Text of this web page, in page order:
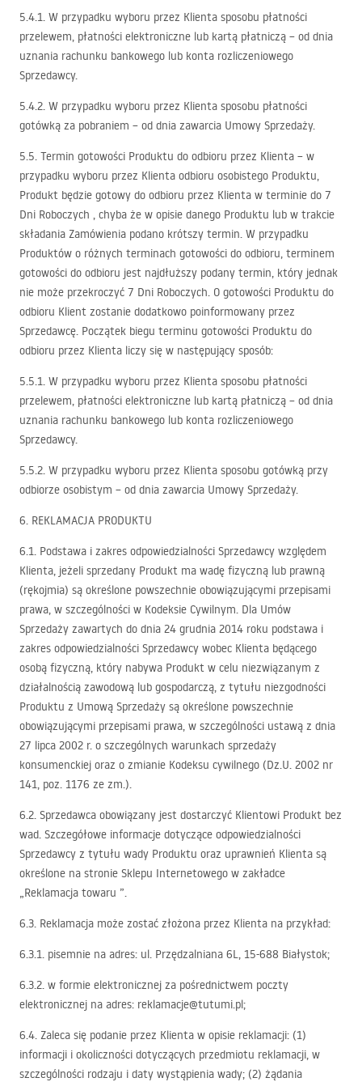
5.4.1. W przypadku wyboru przez Klienta sposobu płatności
przelewem, płatności elektroniczne lub kartą płatniczą – od dnia
uznania rachunku bankowego lub konta rozliczeniowego
Sprzedawcy.
5.4.2. W przypadku wyboru przez Klienta sposobu płatności
gotówką za pobraniem – od dnia zawarcia Umowy Sprzedaży.
5.5. Termin gotowości Produktu do odbioru przez Klienta – w
przypadku wyboru przez Klienta odbioru osobistego Produktu,
Produkt będzie gotowy do odbioru przez Klienta w terminie do 7
Dni Roboczych , chyba że w opisie danego Produktu lub w trakcie
składania Zamówienia podano krótszy termin. W przypadku
Produktów o różnych terminach gotowości do odbioru, terminem
gotowości do odbioru jest najdłuższy podany termin, który jednak
nie może przekroczyć 7 Dni Roboczych. O gotowości Produktu do
odbioru Klient zostanie dodatkowo poinformowany przez
Sprzedawcę. Początek biegu terminu gotowości Produktu do
odbioru przez Klienta liczy się w następujący sposób:
5.5.1. W przypadku wyboru przez Klienta sposobu płatności
przelewem, płatności elektroniczne lub kartą płatniczą – od dnia
uznania rachunku bankowego lub konta rozliczeniowego
Sprzedawcy.
5.5.2. W przypadku wyboru przez Klienta sposobu gotówką przy
odbiorze osobistym – od dnia zawarcia Umowy Sprzedaży.
6. REKLAMACJA PRODUKTU
6.1. Podstawa i zakres odpowiedzialności Sprzedawcy względem
Klienta, jeżeli sprzedany Produkt ma wadę fizyczną lub prawną
(rękojmia) są określone powszechnie obowiązującymi przepisami
prawa, w szczególności w Kodeksie Cywilnym. Dla Umów
Sprzedaży zawartych do dnia 24 grudnia 2014 roku podstawa i
zakres odpowiedzialności Sprzedawcy wobec Klienta będącego
osobą fizyczną, który nabywa Produkt w celu niezwiązanym z
działalnością zawodową lub gospodarczą, z tytułu niezgodności
Produktu z Umową Sprzedaży są określone powszechnie
obowiązującymi przepisami prawa, w szczególności ustawą z dnia
27 lipca 2002 r. o szczególnych warunkach sprzedaży
konsumenckiej oraz o zmianie Kodeksu cywilnego (Dz.U. 2002 nr
141, poz. 1176 ze zm.).
6.2. Sprzedawca obowiązany jest dostarczyć Klientowi Produkt bez
wad. Szczegółowe informacje dotyczące odpowiedzialności
Sprzedawcy z tytułu wady Produktu oraz uprawnień Klienta są
określone na stronie Sklepu Internetowego w zakładce
„Reklamacja towaru ”.
6.3. Reklamacja może zostać złożona przez Klienta na przykład:
6.3.1. pisemnie na adres: ul. Przędzalniana 6L, 15-688 Białystok;
6.3.2. w formie elektronicznej za pośrednictwem poczty
elektronicznej na adres: reklamacje@tutumi.pl;
6.4. Zaleca się podanie przez Klienta w opisie reklamacji: (1)
informacji i okoliczności dotyczących przedmiotu reklamacji, w
szczególności rodzaju i daty wystąpienia wady; (2) żądania